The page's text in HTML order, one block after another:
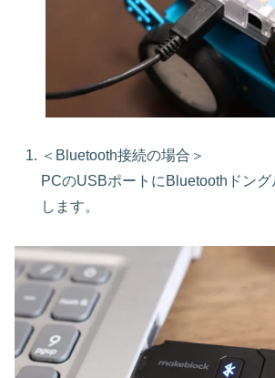
＜Bluetooth接続の場合＞
PCのUSBポートにBluetoothドン
します。